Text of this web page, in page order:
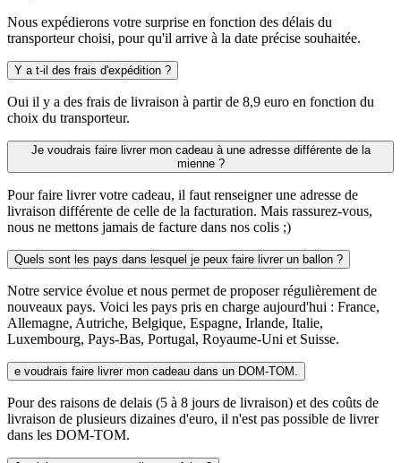
Nous expédierons votre surprise en fonction des délais du
transporteur choisi, pour qu'il arrive à la date précise souhaitée.
Y a t-il des frais d'expédition ?
Oui il y a des frais de livraison à partir de 8,9 euro en fonction du
choix du transporteur.
Je voudrais faire livrer mon cadeau à une adresse différente de la
mienne ?
Pour faire livrer votre cadeau, il faut renseigner une adresse de
livraison différente de celle de la facturation. Mais rassurez-vous,
nous ne mettons jamais de facture dans nos colis ;)
Quels sont les pays dans lesquel je peux faire livrer un ballon ?
Notre service évolue et nous permet de proposer régulièrement de
nouveaux pays. Voici les pays pris en charge aujourd'hui : France,
Allemagne, Autriche, Belgique, Espagne, Irlande, Italie,
Luxembourg, Pays-Bas, Portugal, Royaume-Uni et Suisse.
e voudrais faire livrer mon cadeau dans un DOM-TOM.
Pour des raisons de delais (5 à 8 jours de livraison) et des coûts de
livraison de plusieurs dizaines d'euro, il n'est pas possible de livrer
dans les DOM-TOM.